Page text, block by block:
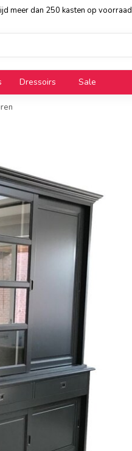
meer dan 250 kasten op voorraad
Dressoirs Sale